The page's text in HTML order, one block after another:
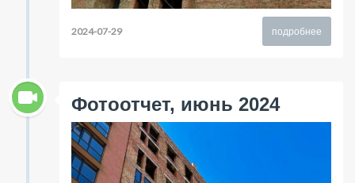
подробнее
2024-07-29
Фотоотчет, июнь 2024